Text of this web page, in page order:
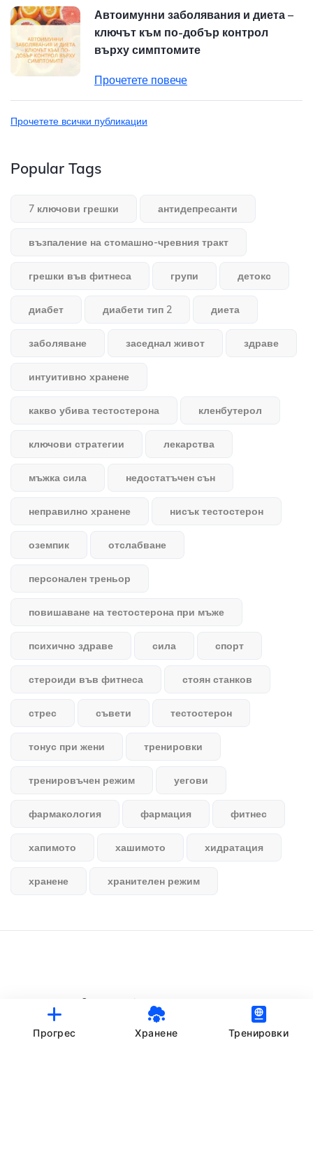
Автоимунни заболявания и диета –
ключът към по-добър контрол
върху симптомите
Прочетете повече
Прочетете всички публикации
Popular Tags
7 ключови грешки антидепресанти
възпаление на стомашно-чревния тракт
грешки във фитнеса групи детокс
диабет диабети тип 2 диета
заболяване заседнал живот здраве
интуитивно хранене
какво убива тестостерона кленбутерол
ключови стратегии лекарства
мъжка сила недостатъчен сън
неправилно хранене нисък тестостерон
оземпик отслабване
персонален треньор
повишаване на тестостерона при мъже
психично здраве сила спорт
стероиди във фитнеса стоян станков
стрес съвети тестостерон
тонус при жени тренировки
тренировъчен режим уегови
фармакология фармация фитнес
хапимото хашимото хидратация
хранене хранителен режим
© StankovFit Progress App | 2025
Crafted with love by
Прогрес Хранене Тренировки